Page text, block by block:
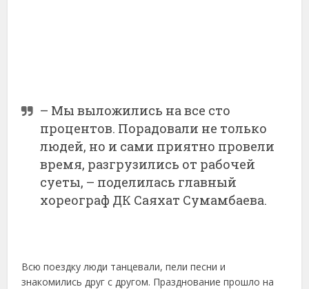
– Мы выложились на все сто
процентов. Порадовали не только
людей, но и сами приятно провели
время, разгрузились от рабочей
суеты, – поделилась главный
хореограф ДК Саяхат Сумамбаева.
Всю поездку люди танцевали, пели песни и
знакомились друг с другом. Празднование прошло на